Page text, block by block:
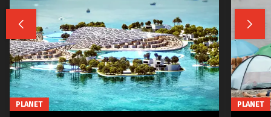
 
PLANET PLANET